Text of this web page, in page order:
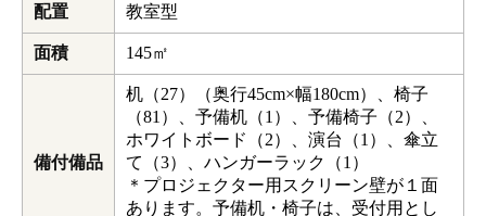
配置 教室型
面積 145㎡
備付備品
机（27）（奥行45cm×幅180cm）、椅子
（81）、予備机（1）、予備椅子（2）、
ホワイトボード（2）、演台（1）、傘立
て（3）、ハンガーラック（1）
＊プロジェクター用スクリーン壁が１面
あります。予備机・椅子は、受付用とし